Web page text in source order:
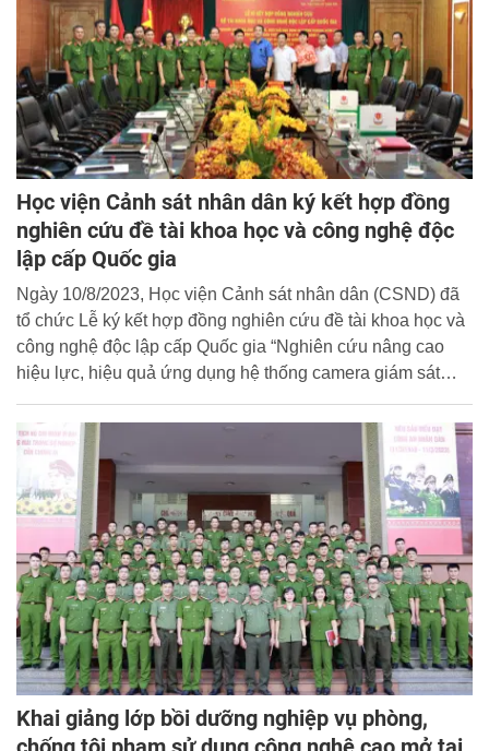
Học viện Cảnh sát nhân dân ký kết hợp đồng
nghiên cứu đề tài khoa học và công nghệ độc
lập cấp Quốc gia
Ngày 10/8/2023, Học viện Cảnh sát nhân dân (CSND) đã
tổ chức Lễ ký kết hợp đồng nghiên cứu đề tài khoa học và
công nghệ độc lập cấp Quốc gia “Nghiên cứu nâng cao
hiệu lực, hiệu quả ứng dụng hệ thống camera giám sát
lĩnh vực giao thông đường bộ”.
Khai giảng lớp bồi dưỡng nghiệp vụ phòng,